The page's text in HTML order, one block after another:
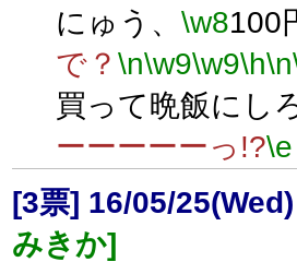
にゅう、 \w8100
で？ \n\w9\w9\h\n
買って晩飯にし
ーーーーーっ!?\e
[3票] 16/05/
みきか]